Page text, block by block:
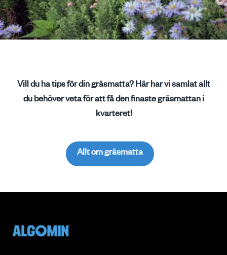
Vill du ha tips för din gräsmatta? Här har vi samlat allt
du behöver veta för att få den finaste gräsmattan i
kvarteret!
Allt om gräsmatta